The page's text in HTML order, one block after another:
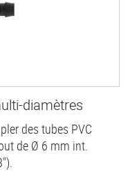
diamètres
des tubes PVC
de Ø 6 mm int.